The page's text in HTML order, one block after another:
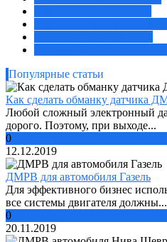
Популярные статьи
Как сделать обманку датчика
Любой сложный электронный
дорого. Поэтому, при выходе...
0
12.12.2019
ДМРВ для автомобиля Газель
Для эффективного бизнес
все системы двигателя должны...
0
20.11.2019